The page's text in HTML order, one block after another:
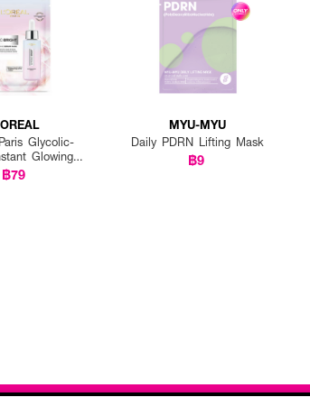
Glycolic-
Glowing
Mask
฿79
MYU-MYU
Daily PDRN Lifting Mask
฿9